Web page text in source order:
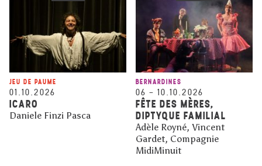
JEU DE PAUME
01.10.2026
ICARO
Daniele Finzi Pasca
BERNARDINES
06 – 10.10.2026
FÊTE DES MÈRES,
DIPTYQUE FAMILIAL
Adèle Royné, Vincent
Gardet, Compagnie
MidiMinuit